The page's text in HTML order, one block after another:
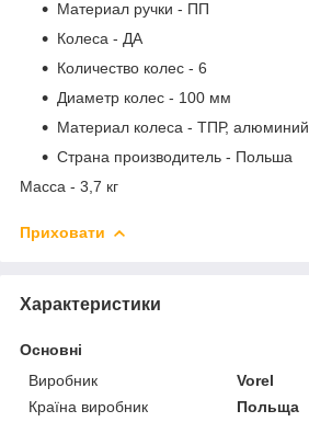
Материал ручки - ПП
Колеса - ДА
Количество колес - 6
Диаметр колес - 100 мм
Материал колеса - ТПР, алюминий
Страна производитель - Польша
Масса - 3,7 кг
Приховати
Характеристики
Основні
Виробник
Vorel
Країна виробник
Польща